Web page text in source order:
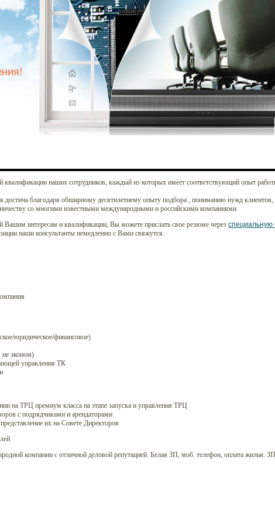
наших сотрудников, каждый из которых имеет соответствующий опыт
достичь благодаря обширному десятилетнему опыту подбора , пониманию нужд клиентов,
со многими известными международными и российскими компаниями.
Вашим интересам и квалификации, Вы можете прислать свое резюме через
наши консультанты немедленно с Вами свяжутся.
юридическое/финансовое)
эконом)
управления ТК
на ТРЦ премиум класса на этапе запуска и управления ТРЦ
с подрядчиками и арендаторами
их на Совете Директоров
компании с отличной деловой репутацией. Белая ЗП, моб. телефон, оплата жилья. ЗП